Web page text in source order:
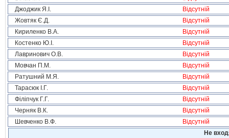
Джоджик Я.І.
Відсутній
Жовтяк Є.Д.
Відсутній
Кириленко В.А.
Відсутній
Костенко Ю.І.
Відсутній
Лавринович О.В.
Відсутній
Мовчан П.М.
Відсутній
Ратушний М.Я.
Відсутній
Тарасюк І.Г.
Відсутній
Філіпчук Г.Г.
Відсутній
Черняк В.К.
Відсутній
Шевченко В.Ф.
Відсутній
Не